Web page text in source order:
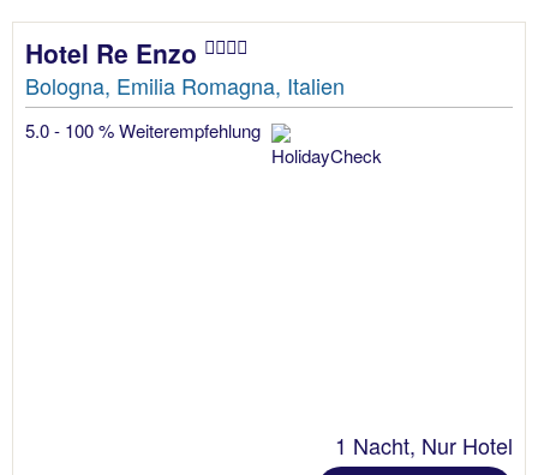
Hotel Re Enzo
Bologna, Emilia Romagna, Italien
5.0 - 100 % Weiterempfehlung
1 Nacht, Nur Hotel